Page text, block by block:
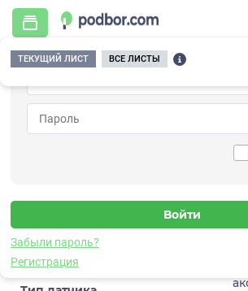
Забыли пароль?
Регистрация
ТЕКУЩИЙ ЛИСТ ВСЕ ЛИСТЫ
Главная / Контрольно-измерительные приборы и
Виброускорения / 1V157HC-5
Датчик виброускорения
Характеристики